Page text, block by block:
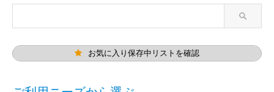
お気に入り保存中リストを確認